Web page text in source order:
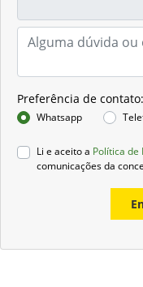
Preferência de contato:
Whatsapp
Li e aceito a Política de
comunicações da